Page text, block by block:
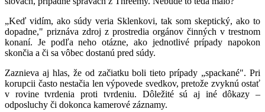
„Keď vidím, ako súdy veria Sklenkovi, tak som skeptický, ako to
dopadne," priznáva zdroj z prostredia orgánov činných v trestnom
konaní. Je podľa neho otázne, ako jednotlivé prípady napokon
skončia a či sa vôbec dostanú pred súdy.
Zaznieva aj hlas, že od začiatku boli tieto prípady „spackané". Pri
korupcii často nestačia len výpovede svedkov, pretože zvyknú ostať
v rovine tvrdenia proti tvrdeniu. Dôležité sú aj iné dôkazy –
odposluchy či dokonca kamerové záznamy.